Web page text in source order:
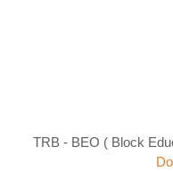
TRB - BEO ( Block